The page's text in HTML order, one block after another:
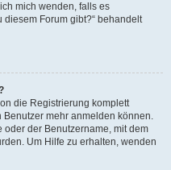
mich wenden, falls es
Forum gibt?“ behandelt
die Registrierung komplett
mehr anmelden können.
oder der Benutzername, mit dem
Um Hilfe zu erhalten, wenden